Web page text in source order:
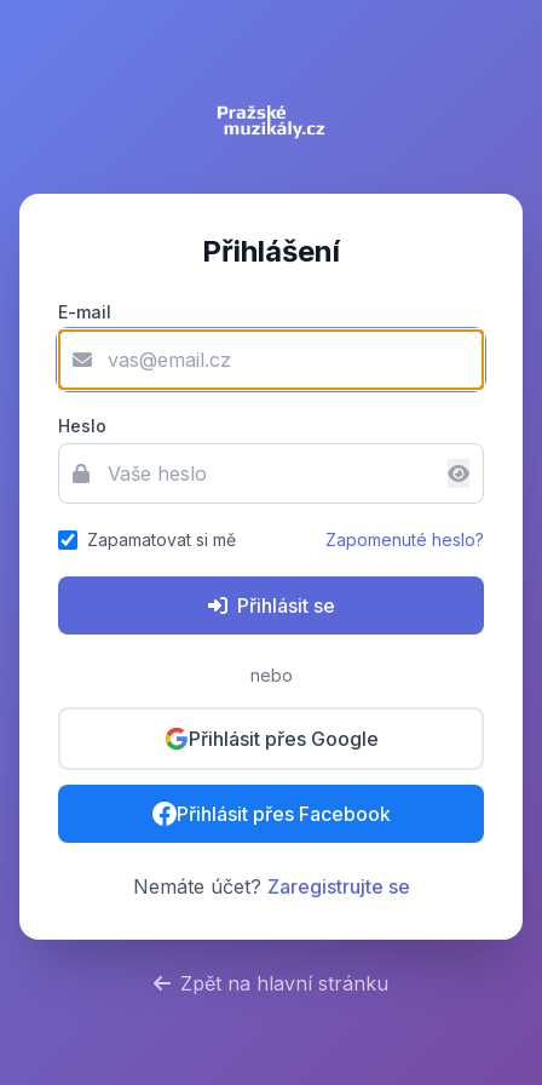
Přihlášení
E-mail
Heslo
Zapamatovat si mě Zapomenuté heslo?
Přihlásit se
nebo
Přihlásit přes Google
Přihlásit přes Facebook
Nemáte účet? Zaregistrujte se
Zpět na hlavní stránku